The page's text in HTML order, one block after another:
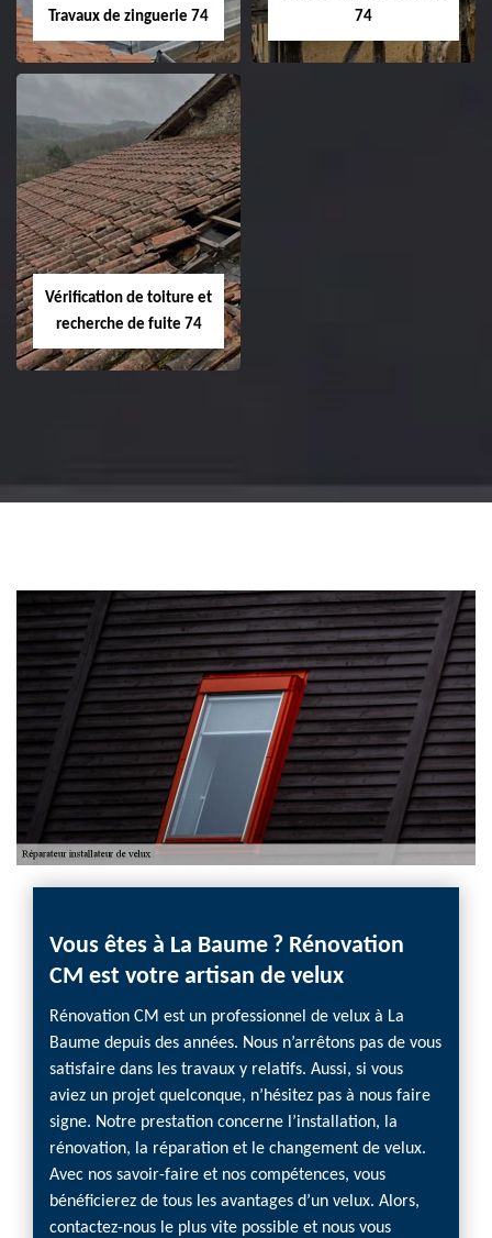
Travaux de zinguerie 74
74
Vérification de toiture et
recherche de fuite 74
Vous êtes à La Baume ? Rénovation
CM est votre artisan de velux
Rénovation CM est un professionnel de velux à La
Baume depuis des années. Nous n’arrêtons pas de vous
satisfaire dans les travaux y relatifs. Aussi, si vous
aviez un projet quelconque, n’hésitez pas à nous faire
signe. Notre prestation concerne l’installation, la
rénovation, la réparation et le changement de velux.
Avec nos savoir-faire et nos compétences, vous
bénéficierez de tous les avantages d’un velux. Alors,
contactez-nous le plus vite possible et nous vous